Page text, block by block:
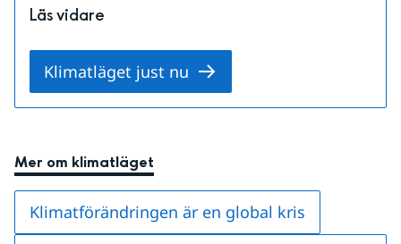
Läs vidare
Klimatläget just nu
Mer om klimatläget
Klimatförändringen är en global kris